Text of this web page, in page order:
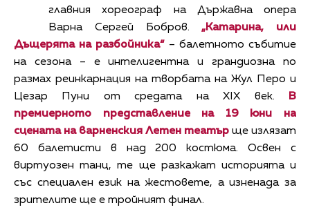
главния хореограф на Държавна опера
Варна Сергей Бобров.„Катарина, или
Дъщерята на разбойника“– балетното събитие
на сезона – е интелигентна и грандиозна по
размах реинкарнация на творбата на Жул Перо и
Цезар Пуни от средата на XIX век.
В
премиерното представление на 19 юни на
сцената на варненския Летен театър ще излязат
60 балетисти в над 200 костюма. Освен с
виртуозен танц, те ще разкажат историята и
със специален език на жестовете, а изненада за
зрителите ще е тройният финал.